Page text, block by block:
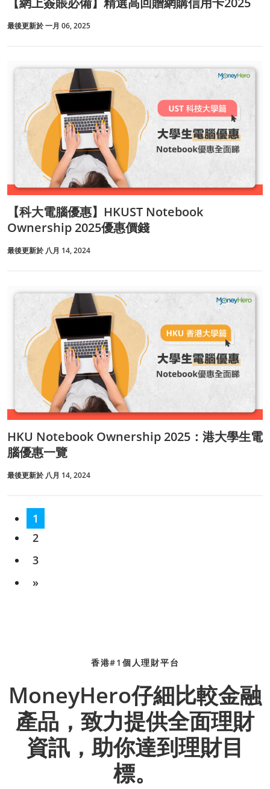
最後更新於 一月 06, 2025
【科大電腦優惠】HKUST Notebook
Ownership 2025優惠價錢
最後更新於 八月 14, 2024
HKU Notebook Ownership 2025：港大學生電
腦優惠一覽
最後更新於 八月 14, 2024
1
2
3
»
香港#1個人理財平台
MoneyHero仔細比較金融
產品，致力提供全面理財
資訊，助你達到理財目
標。